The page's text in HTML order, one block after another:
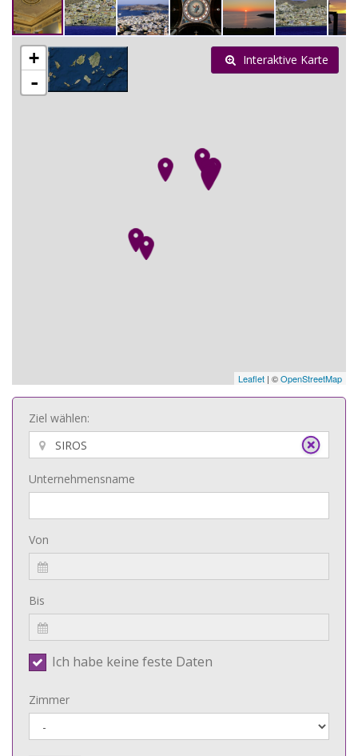
+
-
Leaflet | ©OpenStreetMap
Interaktive Karte
Ziel wählen:
Unternehmensname
Von
Bis
Ich habe keine feste Daten
Zimmer